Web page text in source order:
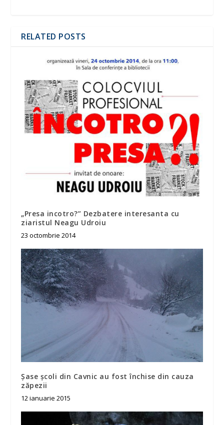
RELATED POSTS
„Presa incotro?” Dezbatere interesanta cu
ziaristul Neagu Udroiu
23 octombrie 2014
Șase școli din Cavnic au fost închise din cauza
zăpezii
12 ianuarie 2015